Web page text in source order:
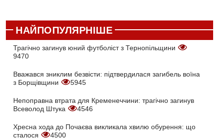
НАЙПОПУЛЯРНІШЕ
Трагічно загинув юний футболіст з Тернопільщини
9470
Вважався зниклим безвісти: підтвердилася загибель воїна
з Борщівщини
5945
Непоправна втрата для Кременеччини: трагічно загинув
Всеволод Штука
4546
Хресна хода до Почаєва викликала хвилю обурення: що
сталося
4500